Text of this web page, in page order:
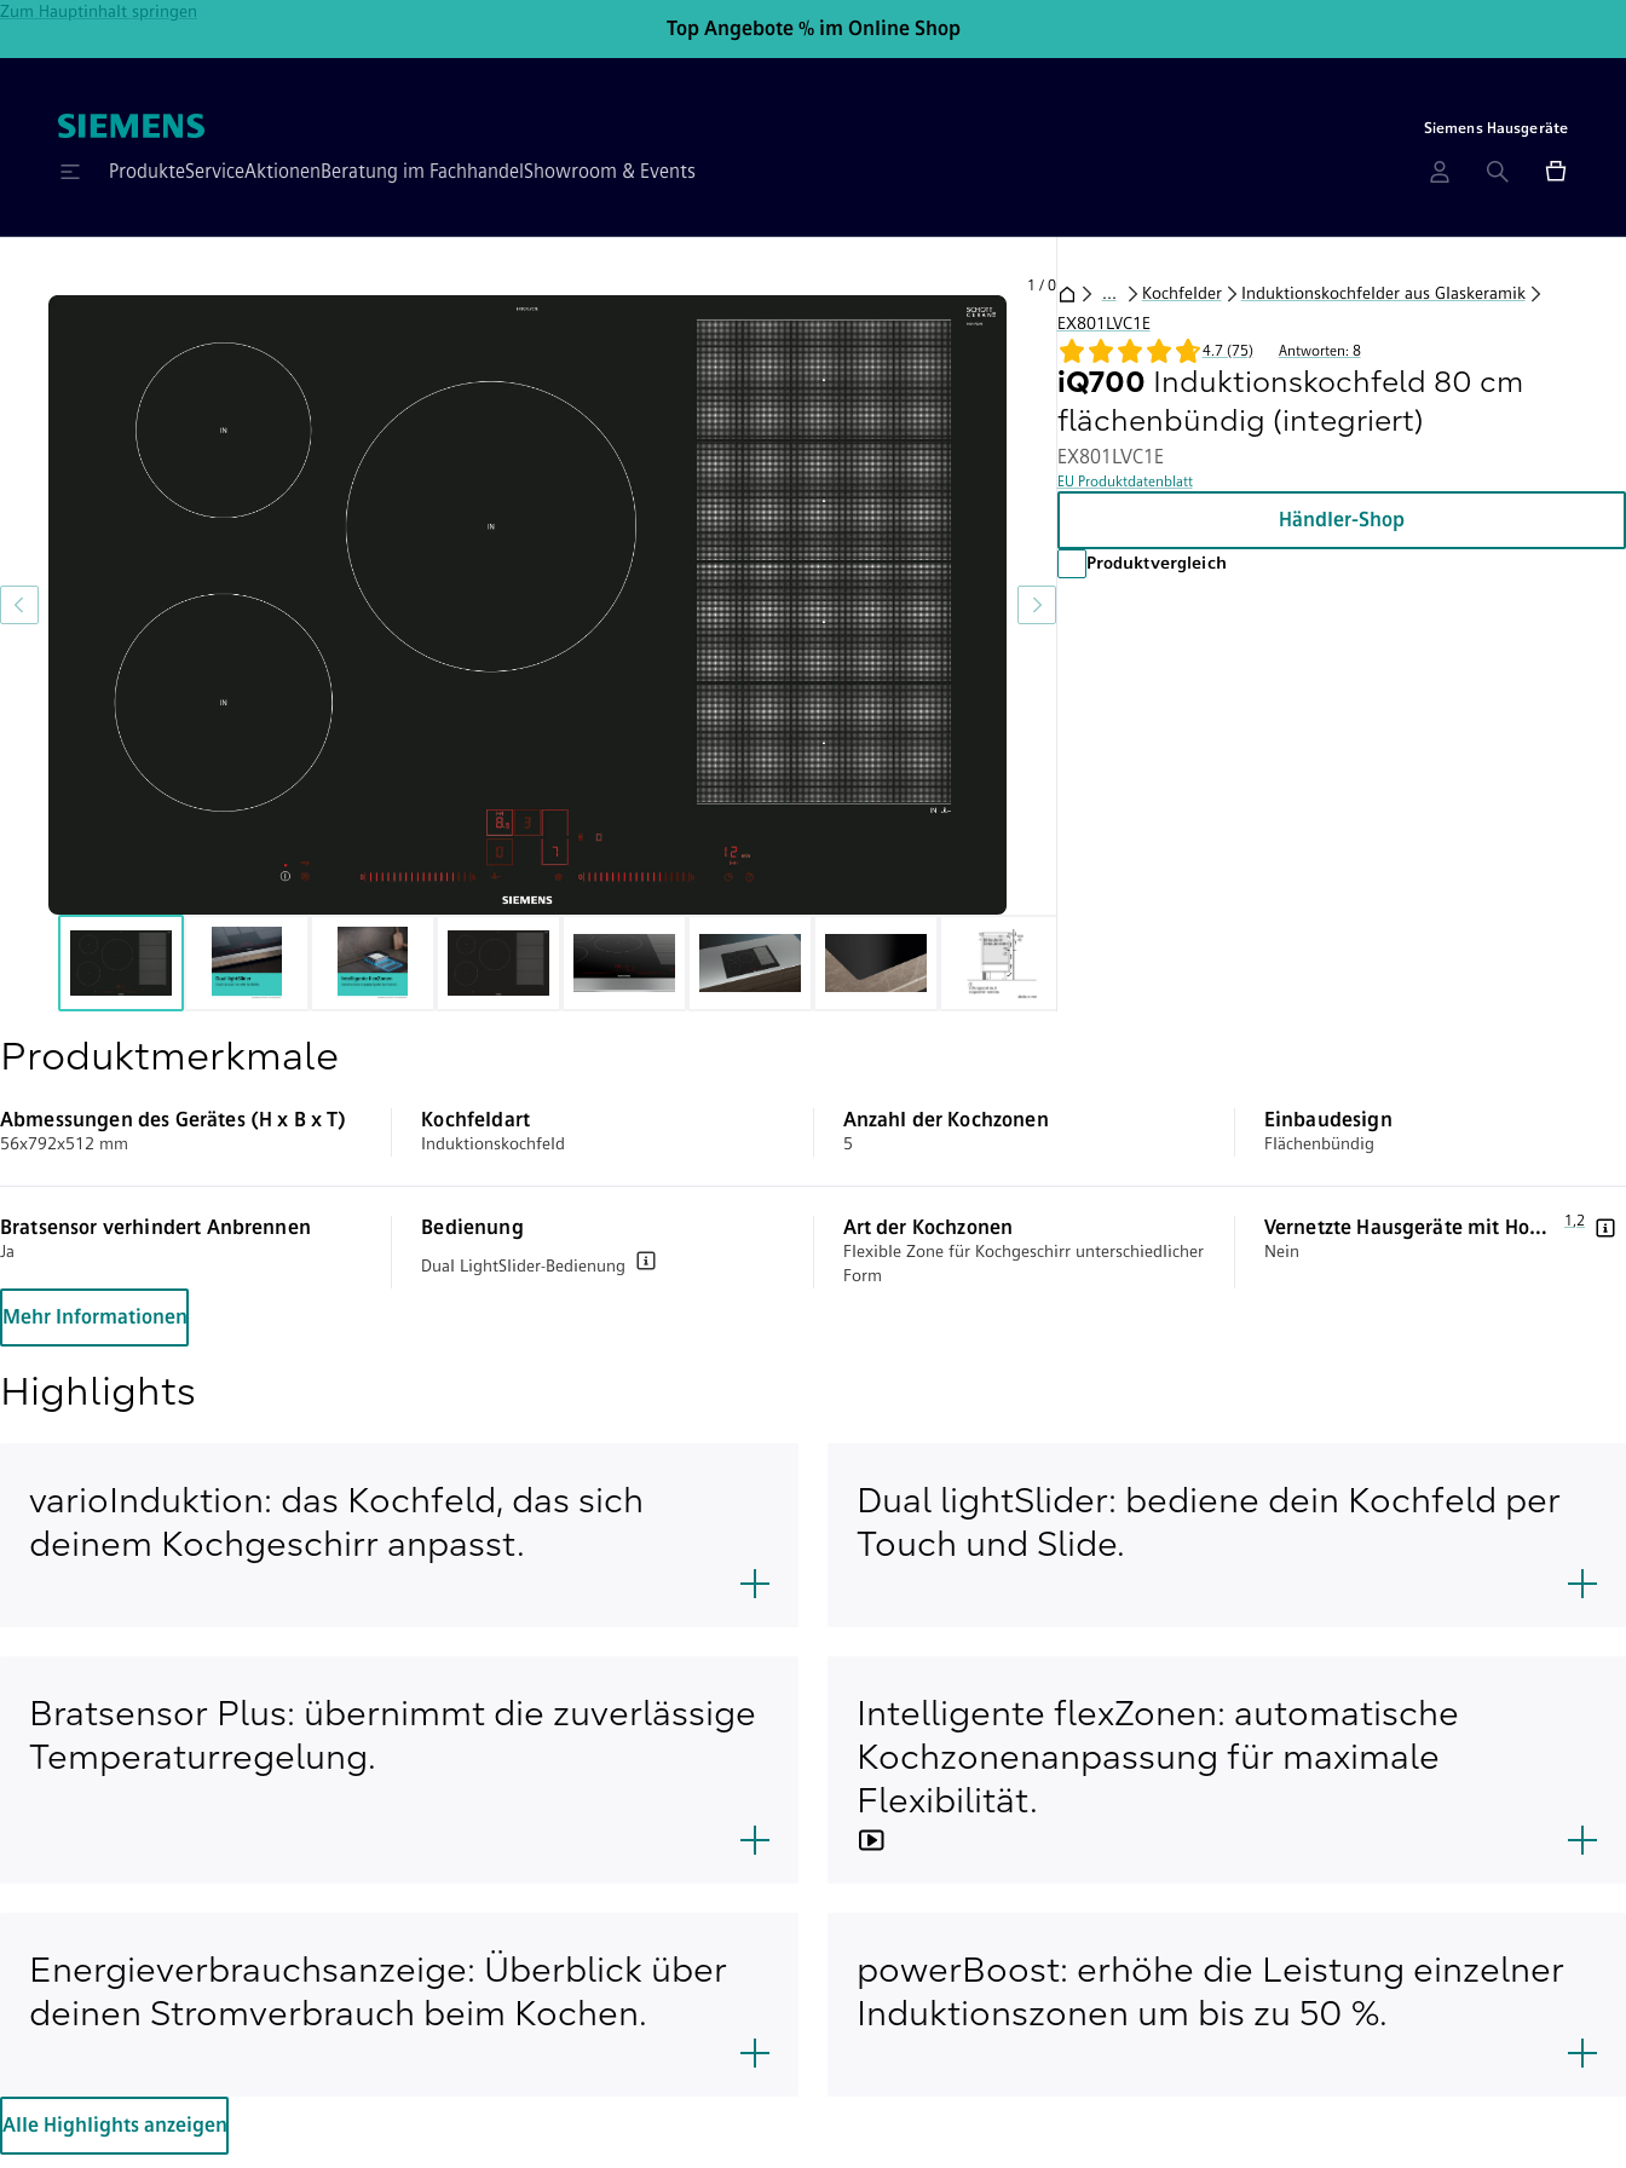
Zum Hauptinhalt springen
Top Angebote % im Online Shop
Siemens Hausgeräte
ProdukteServiceAktionenBeratung im FachhandelShowroom & Events
1 / 0 ... Kochfelder
Induktionskochfelder aus Glaskeramik
EX801LVC1E
iQ700 Induktionskochfeld 80 cm
flächenbündig (integriert)
EX801LVC1E
4.7 (75) Antworten: 8
EU Produktdatenblatt
Händler-Shop
Produktvergleich
Produktmerkmale
Abmessungen des Gerätes (H x B x T)
56x792x512 mm
Kochfeldart
Induktionskochfeld
Anzahl der Kochzonen
5
Einbaudesign
Flächenbündig
Bratsensor verhindert Anbrennen
Ja
Bedienung
Dual LightSlider-Bedienung
Art der Kochzonen
Flexible Zone für Kochgeschirr unterschiedlicher
Form
Vernetzte Hausgeräte mit Home
Connect
Fußnote
1 ,,2
Nein
Mehr Informationen
Highlights
varioInduktion: das Kochfeld, das sich
deinem Kochgeschirr anpasst.
Dual lightSlider: bediene dein Kochfeld per
Touch und Slide.
Bratsensor Plus: übernimmt die zuverlässige
Temperaturregelung.
Intelligente flexZonen: automatische
Kochzonenanpassung für maximale
Flexibilität.
Energieverbrauchsanzeige: Überblick über
deinen Stromverbrauch beim Kochen.
powerBoost: erhöhe die Leistung einzelner
Induktionszonen um bis zu 50 %.
Alle Highlights anzeigen